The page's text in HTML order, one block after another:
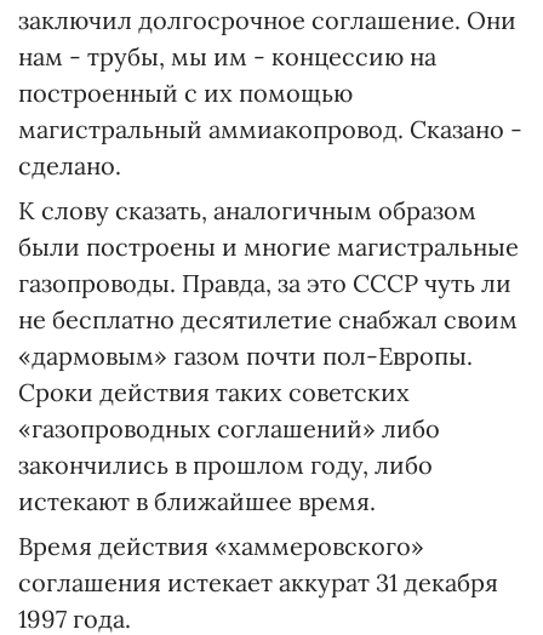
заключил долгосрочное соглашение. Они
нам - трубы, мы им - концессию на
построенный с их помощью
магистральный аммиакопровод. Сказано -
сделано.
К слову сказать, аналогичным образом
были построены и многие магистральные
газопроводы. Правда, за это СССР чуть ли
не бесплатно десятилетие снабжал своим
«дармовым» газом почти пол-Европы.
Сроки действия таких советских
«газопроводных соглашений» либо
закончились в прошлом году, либо
истекают в ближайшее время.
Время действия «хаммеровского»
соглашения истекает аккурат 31 декабря
1997 года.